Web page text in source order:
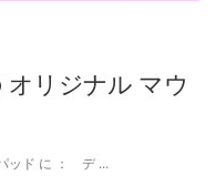
リジナル マウ
ッド に ： デ …